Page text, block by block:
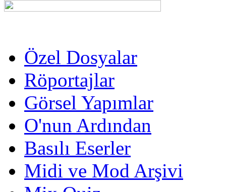
Özel Dosyalar
Röportajlar
Görsel Yapımlar
O'nun Ardından
Basılı Eserler
Midi ve Mod Arşivi